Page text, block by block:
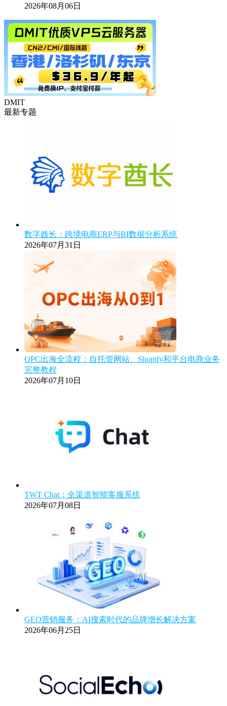
2026年08月06日
DMIT
最新专题
数字酋长：跨境电商ERP与BI数据分析系统
2026年07月31日
OPC出海全流程：自托管网站、Shopify和平台电商业务
完整教程
2026年07月10日
TWT Chat：全渠道智能客服系统
2026年07月08日
GEO营销服务：AI搜索时代的品牌增长解决方案
2026年06月25日